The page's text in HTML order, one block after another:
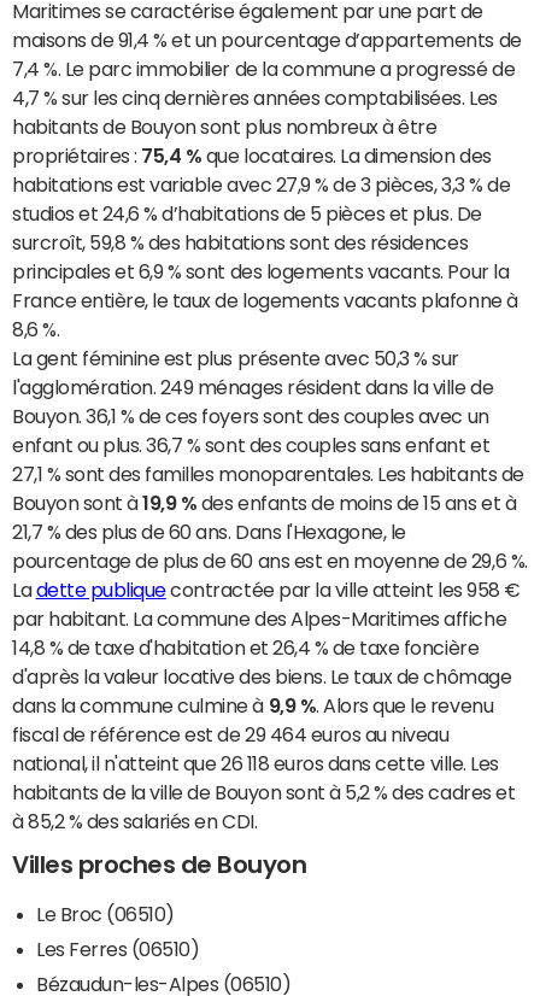
Maritimes se caractérise également par une part de
maisons de 91,4 % et un pourcentage d’appartements de
7,4 %. Le parc immobilier de la commune a progressé de
4,7 % sur les cinq dernières années comptabilisées. Les
habitants de Bouyon sont plus nombreux à être
propriétaires : 75,4 % que locataires. La dimension des
habitations est variable avec 27,9 % de 3 pièces, 3,3 % de
studios et 24,6 % d’habitations de 5 pièces et plus. De
surcroît, 59,8 % des habitations sont des résidences
principales et 6,9 % sont des logements vacants. Pour la
France entière, le taux de logements vacants plafonne à
8,6 %.
La gent féminine est plus présente avec 50,3 % sur
l'agglomération. 249 ménages résident dans la ville de
Bouyon. 36,1 % de ces foyers sont des couples avec un
enfant ou plus. 36,7 % sont des couples sans enfant et
27,1 % sont des familles monoparentales. Les habitants de
Bouyon sont à19,9 % des enfants de moins de 15 ans et à
21,7 % des plus de 60 ans. Dans l'Hexagone, le
pourcentage de plus de 60 ans est en moyenne de 29,6 %.
Ladette publiquecontractée par la ville atteint les 958 €
par habitant. La commune des Alpes-Maritimes affiche
14,8 % de taxe d'habitation et 26,4 % de taxe foncière
d'après la valeur locative des biens. Le taux de chômage
dans la commune culmine à 9,9 %. Alors que le revenu
fiscal de référence est de 29 464 euros au niveau
national, il n'atteint que 26 118 euros dans cette ville. Les
habitants de la ville de Bouyon sont à 5,2 % des cadres et
à 85,2 % des salariés en CDI.
Villes proches de Bouyon
Le Broc (06510)
Les Ferres (06510)
Bézaudun-les-Alpes (06510)